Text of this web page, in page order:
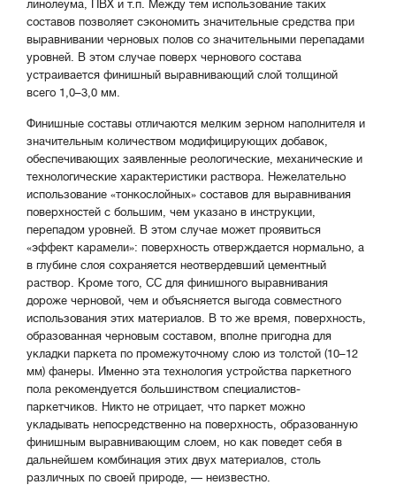
линолеума, ПВХ и т.п. Между тем использование таких
составов позволяет сэкономить значительные средства при
выравнивании черновых полов со значительными перепадами
уровней. В этом случае поверх чернового состава
устраивается финишный выравнивающий слой толщиной
всего 1,0–3,0 мм.
Финишные составы отличаются мелким зерном наполнителя и
значительным количеством модифицирующих добавок,
обеспечивающих заявленные реологические, механические и
технологические характеристики раствора. Нежелательно
использование «тонкослойных» составов для выравнивания
поверхностей с большим, чем указано в инструкции,
перепадом уровней. В этом случае может проявиться
«эффект карамели»: поверхность отверждается нормально, а
в глубине слоя сохраняется неотвердевший цементный
раствор. Кроме того, СС для финишного выравнивания
дороже черновой, чем и объясняется выгода совместного
использования этих материалов. В то же время, поверхность,
образованная черновым составом, вполне пригодна для
укладки паркета по промежуточному слою из толстой (10–12
мм) фанеры. Именно эта технология устройства паркетного
пола рекомендуется большинством специалистов-
паркетчиков. Никто не отрицает, что паркет можно
укладывать непосредственно на поверхность, образованную
финишным выравнивающим слоем, но как поведет себя в
дальнейшем комбинация этих двух материалов, столь
различных по своей природе, — неизвестно.